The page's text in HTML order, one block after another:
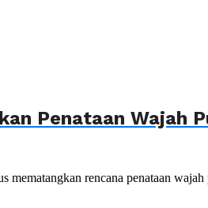
Penataan Wajah
mematangkan rencana penataan